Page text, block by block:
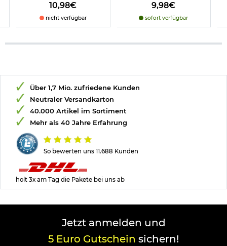
10,98€
nicht verfügbar
9,98€
sofort verfügbar
So bewerten uns 11.688 Kunden
Über 1,7 Mio. zufriedene Kunden
Neutraler Versandkarton
40.000 Artikel im Sortiment
Mehr als 40 Jahre Erfahrung
holt 3x am Tag die Pakete bei uns ab
Jetzt anmelden und
5 Euro Gutschein sichern!